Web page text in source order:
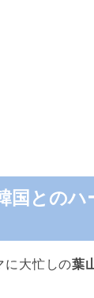
国とのハ
に大忙しの葉